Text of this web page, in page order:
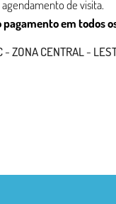
de visita.
pagamento em todos
-ZONA CENTRAL-